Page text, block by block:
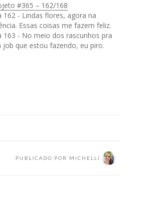
#365 – 162/168
162 - Lindas flores, agora na
Essas coisas me fazem feliz.
163 - No meio dos rascunhos pra
job que estou fazendo, eu piro.
PUBLICADO POR MICHELLI